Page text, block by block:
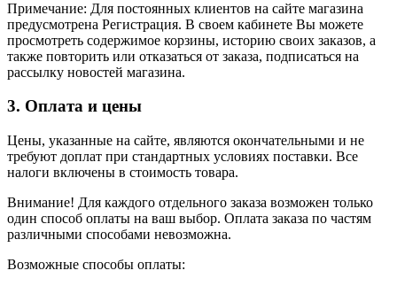
Примечание: Для постоянных клиентов на сайте магазина
предусмотрена Регистрация. В своем кабинете Вы можете
просмотреть содержимое корзины, историю своих заказов, а
также повторить или отказаться от заказа, подписаться на
рассылку новостей магазина.
3. Оплата и цены
Цены, указанные на сайте, являются окончательными и не
требуют доплат при стандартных условиях поставки. Все
налоги включены в стоимость товара.
Внимание! Для каждого отдельного заказа возможен только
один способ оплаты на ваш выбор. Оплата заказа по частям
различными способами невозможна.
Возможные способы оплаты: